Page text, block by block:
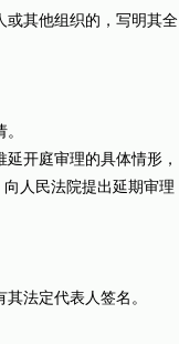
或其他组织的，写明其全
开庭审理的具体情形，
人民法院提出延期审理
法定代表人签名。